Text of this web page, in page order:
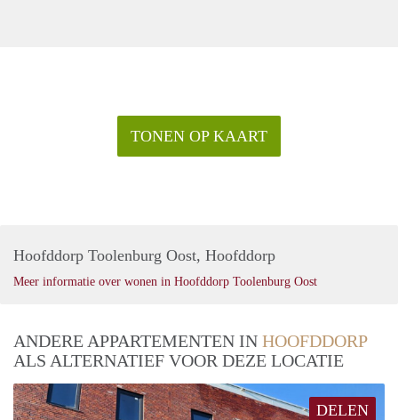
TONEN OP KAART
Hoofddorp Toolenburg Oost, Hoofddorp
Meer informatie over wonen in Hoofddorp Toolenburg Oost
ANDERE APPARTEMENTEN IN HOOFDDORP
ALS ALTERNATIEF VOOR DEZE LOCATIE
DELEN